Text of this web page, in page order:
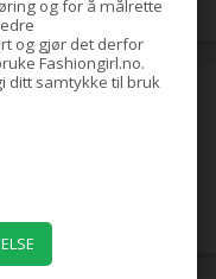
og for å målrette
og gjør det derfor
Fashiongirl.no.
ditt samtykke til bruk
elastisk hårkam,